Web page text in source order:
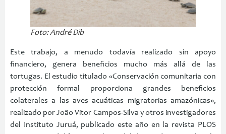
Foto: André Dib
Este trabajo, a menudo todavía realizado sin apoyo
financiero, genera beneficios mucho más allá de las
tortugas. El estudio titulado «Conservación comunitaria con
protección formal proporciona grandes beneficios
colaterales a las aves acuáticas migratorias amazónicas»,
realizado por João Vitor Campos-Silva y otros investigadores
del Instituto Juruá, publicado este año en la revista PLOS